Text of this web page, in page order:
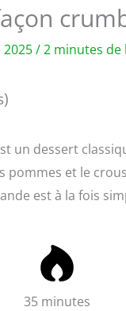
/2 minutes de
un dessert
pommes et le
est à la fois
35 minutes